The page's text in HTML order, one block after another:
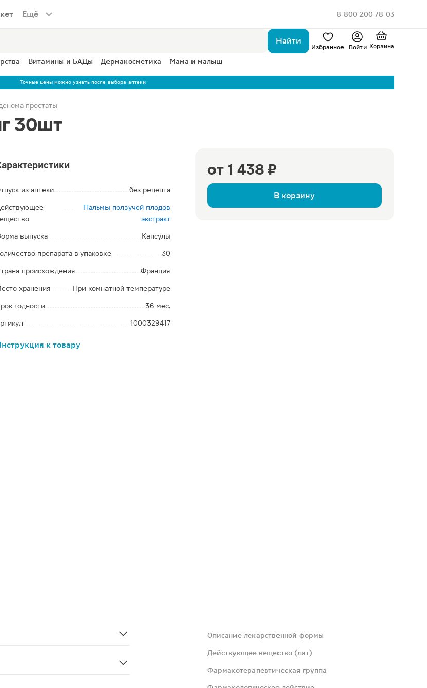
Ещё 8 800 200 78 03
Найти
Избранное Войти Корзина
Витамины и БАДы Дермакосметика Мама и малыш
Точные цены можно узнать после выбора аптеки
простаты
30шт
от 1 438 ₽
В корзину
из аптеки без рецепта
Пальмы ползучей плодов
экстракт
выпуска Капсулы
препарата в упаковке 30
происхождения Франция
хранения При комнатной температуре
годности 36 мес.
1000329417
к товару
Описание лекарственной формы
Действующее вещество (лат)
Фармакотерапевтическая группа